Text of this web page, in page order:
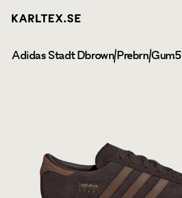
Adidas Stadt Dbrown/Prebrn/Gum5